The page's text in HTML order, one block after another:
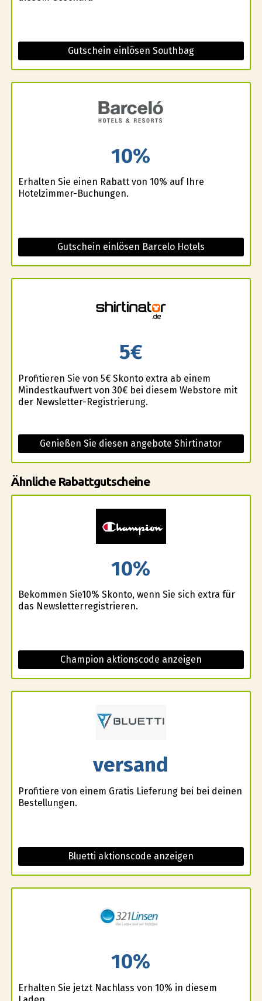
Gutschein einlösen Southbag
10%
Erhalten Sie einen Rabatt von 10% auf Ihre
Hotelzimmer-Buchungen.
Gutschein einlösen Barcelo Hotels
5€
Profitieren Sie von 5€ Skonto extra ab einem
Mindestkaufwert von 30€ bei diesem Webstore mit
der Newsletter-Registrierung.
Genießen Sie diesen angebote Shirtinator
Ähnliche Rabattgutscheine
10%
Bekommen Sie10% Skonto, wenn Sie sich extra für
das Newsletterregistrieren.
Champion aktionscode anzeigen
versand
Profitiere von einem Gratis Lieferung bei bei deinen
Bestellungen.
Bluetti aktionscode anzeigen
10%
Erhalten Sie jetzt Nachlass von 10% in diesem